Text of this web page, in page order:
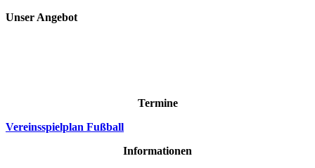
Unser Angebot
Termine
Vereinsspielplan Fußball
Informationen